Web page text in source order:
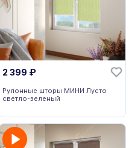
2 399 ₽
Рулонные шторы МИНИ Лусто
светло-зеленый